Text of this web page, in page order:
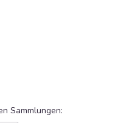
Sammlungen: